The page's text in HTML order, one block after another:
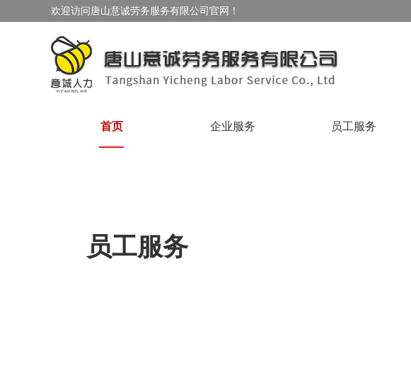
欢迎访问唐山意诚劳务服务有限公司官网！
首页 企业服务 员工服务
员工服务